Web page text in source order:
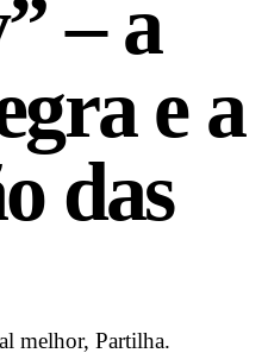
– a
e a
das
melhor, Partilha.